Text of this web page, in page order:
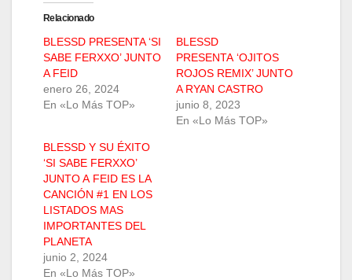
Relacionado
BLESSD PRESENTA ‘SI
SABE FERXXO’ JUNTO
A FEID
enero 26, 2024
En «Lo Más TOP»
BLESSD
PRESENTA ‘OJITOS
ROJOS REMIX’ JUNTO
A RYAN CASTRO
junio 8, 2023
En «Lo Más TOP»
BLESSD Y SU ÉXITO
‘SI SABE FERXXO’
JUNTO A FEID ES LA
CANCIÓN #1 EN LOS
LISTADOS MAS
IMPORTANTES DEL
PLANETA
junio 2, 2024
En «Lo Más TOP»